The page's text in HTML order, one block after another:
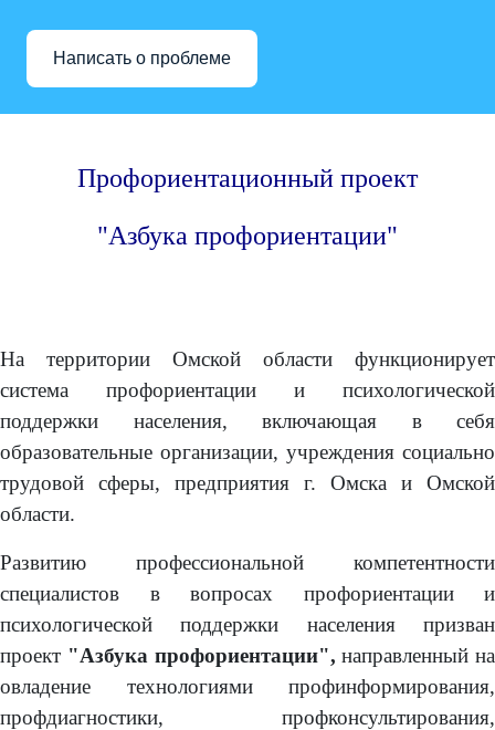
Написать о проблеме
Профориентационный проект
"Азбука профориентации"
На территории Омской области функционирует
система профориентации и психологической
поддержки населения, включающая в себя
образовательные организации, учреждения социально
трудовой сферы, предприятия г. Омска и Омской
области.
Развитию профессиональной компетентности
специалистов в вопросах профориентации и
психологической поддержки населения призван
проект "Азбука профориентации",направленный на
овладение технологиями профинформирования,
профдиагностики, профконсультирования,